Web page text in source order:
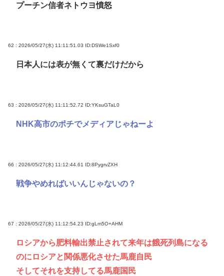
プーチン信者ネトウヨ憤怒
62 : 2026/05/27(水) 11:11:51.03 ID:DSWe1Sxf0
日本人には表が無くて裏だけだから
63 : 2026/05/27(水) 11:11:52.72 ID:YKsuGTaL0
NHK高市のポチでメディアじゃねーよ
66 : 2026/05/27(水) 11:12:44.61 ID:8PygrvZXH
戦争やめればいいんじゃないの？
67 : 2026/05/27(水) 11:12:54.23 ID:gLm5O+AHM
ロシアから肥料輸出禁止されて来年は餓死列島になる
のにロシアと関係悪化させた馬鹿自民
そしてそれを支持してる馬鹿国民